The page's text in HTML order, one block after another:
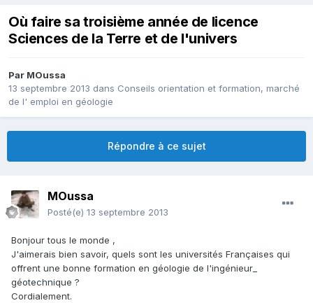
Où faire sa troisième année de licence
Sciences de la Terre et de l'univers
Par MOussa
13 septembre 2013 dans Conseils orientation et formation, marché
de l' emploi en géologie
Répondre à ce sujet
MOussa
Posté(e) 13 septembre 2013
Bonjour tous le monde ,
J'aimerais bien savoir, quels sont les universités Françaises qui
offrent une bonne formation en géologie de l'ingénieur_
géotechnique ?
Cordialement.